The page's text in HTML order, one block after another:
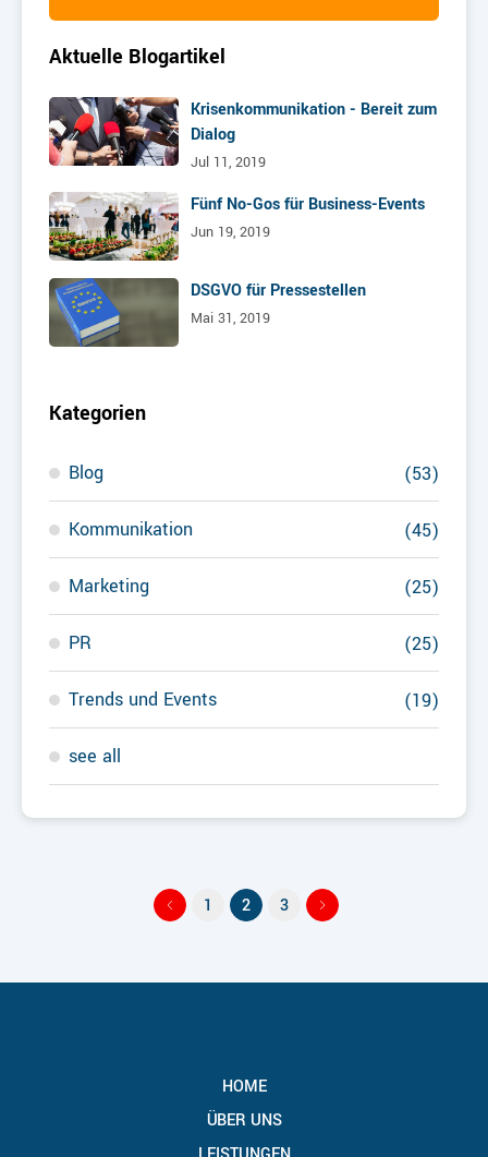
Aktuelle Blogartikel
Krisenkommunikation - Bereit zum
Dialog
Jul 11, 2019
Fünf No-Gos für Business-Events
Jun 19, 2019
DSGVO für Pressestellen
Mai 31, 2019
Kategorien
Blog (53)
Kommunikation (45)
Marketing (25)
PR (25)
Trends und Events (19)
see all
1 2 3
HOME
ÜBER UNS